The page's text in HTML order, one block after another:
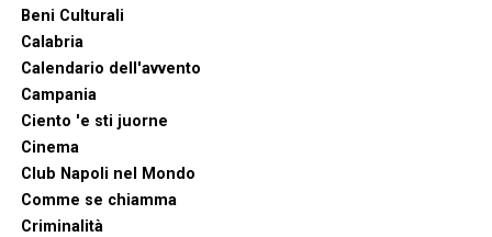
Beni Culturali
Calabria
Calendario dell'avvento
Campania
Ciento 'e sti juorne
Cinema
Club Napoli nel Mondo
Comme se chiamma
Criminalità